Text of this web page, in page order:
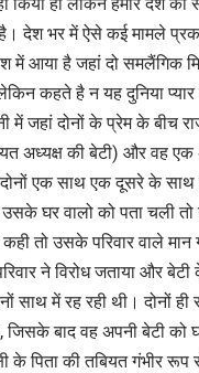
देश भर में ऐसे कई मामले
में आया है जहां दो समलैंगिक
कहते है न यह दुनिया प्यार
जहां दोनों के प्रेम के बीच
अध्यक्ष की बेटी) और वह
एक साथ एक दूसरे के
घर वालो को पता चली
तो उसके परिवार वाले
ने विरोध जताया और
में रह रही थी। दोनों
जिसके बाद वह अपनी बेटी
के पिता की तबियत गंभीर